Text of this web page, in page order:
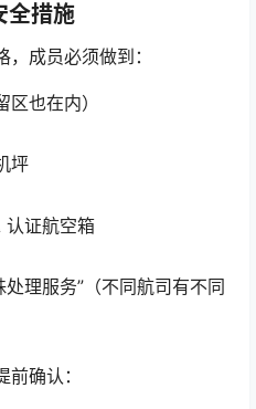
全措施
成员必须做到：
也在内）
坪
认证航空箱
理服务”（不同航司有不同
确认：